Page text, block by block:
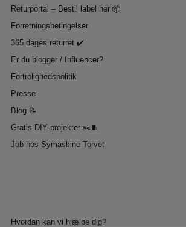
Returportal – Bestil label her 📦
Forretningsbetingelser
365 dages returret ✔️
Er du blogger / Influencer?
Fortrolighedspolitik
Presse
Blog 📝
Gratis DIY projekter ✂️🧵
Job hos Symaskine Torvet
Hvordan kan vi hjælpe dig?